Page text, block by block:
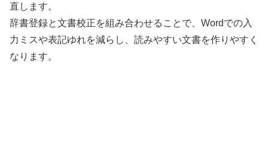
直します。
辞書登録と文書校正を組み合わせることで、Wordでの入
力ミスや表記ゆれを減らし、読みやすい文書を作りやすく
なります。